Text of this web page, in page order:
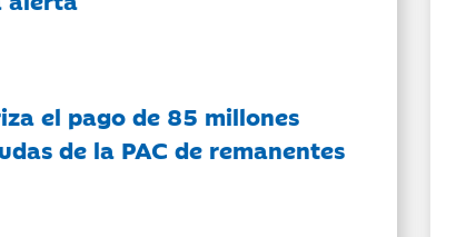
el pago de 85 millones
de la PAC de remanentes